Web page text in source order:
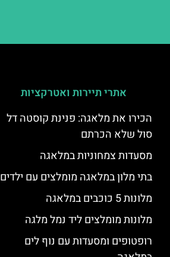
אתרי תיירות ואטרקציות
הכירו את מלאגה: פנינת קוסטה דל
סול שלא הכרתם
מסעדות צמחוניות במלאגה
בתי מלון במלאגה מומלצים עם ילדים
מלונות 5 כוכבים במלאגה
מלונות מומלצים ליד נמל מלגה
רופטופים ומסעדות עם נוף לים